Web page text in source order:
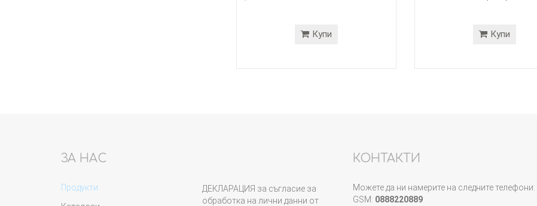
Купи Купи
ЗА НАС
Продукти
ДЕКЛАРАЦИЯ за съгласие за
обработка на лични данни от
КОНТАКТИ
Можете да ни намерите на следните телефони:
GSM: 0888220889